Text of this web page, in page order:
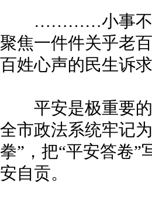
…………小事不小
聚焦一件件关乎老
百姓心声的民生诉
平安是极重要的
全市政法系统牢记
拳”，把“平安答卷
安自贡。